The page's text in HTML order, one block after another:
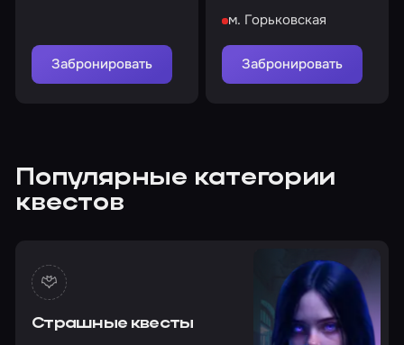
на каждом шагу
Забронировать
м. Горьковская
Забронировать
Популярные категории
квестов
Страшные квесты